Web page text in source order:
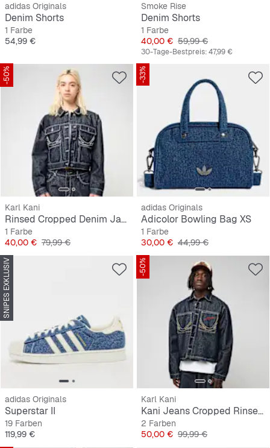
adidas Originals
Denim Shorts
1 Farbe
Preis
54,99 €
Smoke Rise
Denim Shorts
1 Farbe
Preis
40,00 € Originalpreis
59,99 €
30-Tage-Bestpreis:47,99 €
-50%
Karl Kani
Rinsed Cropped Denim Jacket
1 Farbe
Preis
40,00 € Originalpreis
79,99 €
-33%
adidas Originals
Adicolor Bowling Bag XS
1 Farbe
Preis
30,00 € Originalpreis
44,99 €
SNIPES EXKLUSIV
adidas Originals
Superstar II
19 Farben
Preis
119,99 €
-50%
Karl Kani
Kani Jeans Cropped Rinsed Denim Jacket
2 Farben
Preis
50,00 € Originalpreis
99,99 €